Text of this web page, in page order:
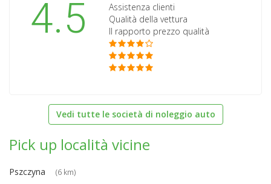
4.5
Assistenza clienti
Qualità della vettura
Il rapporto prezzo qualità
Vedi tutte le società di noleggio auto
Pick up località vicine
Pszczyna (6 km)